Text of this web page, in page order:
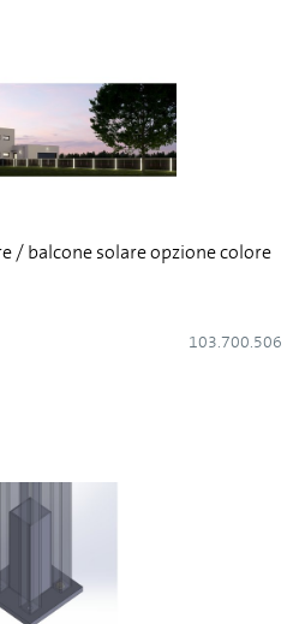
/ balcone solare opzione colore
103.700.506